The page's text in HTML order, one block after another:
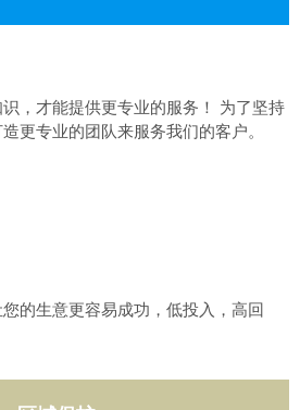
，才能提供更专业的服务！ 为了坚持
更专业的团队来服务我们的客户。
的生意更容易成功，低投入，高回